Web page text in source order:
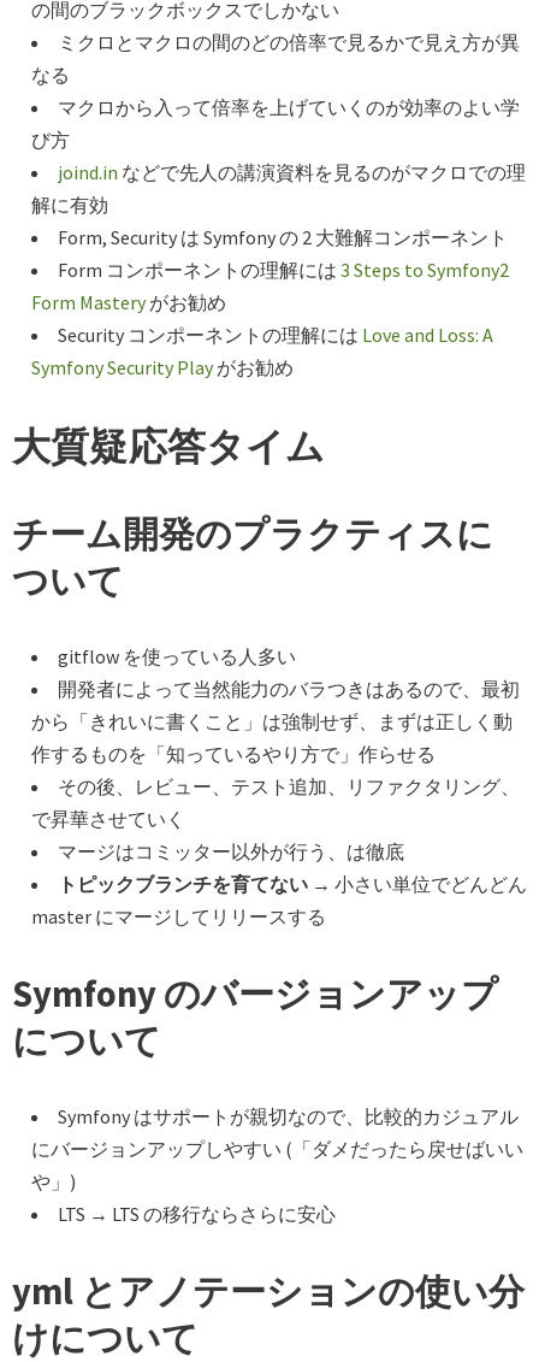
の間のブラックボックスでしかない
ミクロとマクロの間のどの倍率で見るかで見え方が異
なる
マクロから入って倍率を上げていくのが効率のよい学
び方
joind.in などで先人の講演資料を見るのがマクロでの理
解に有効
Form, Security は Symfony の 2 大難解コンポーネント
Form コンポーネントの理解には 3 Steps to Symfony2
Form Masteryがお勧め
Security コンポーネントの理解には Love and Loss: A
Symfony Security Playがお勧め
大質疑応答タイム
チーム開発のプラクティスに
ついて
gitflow を使っている人多い
開発者によって当然能力のバラつきはあるので、最初
から「きれいに書くこと」は強制せず、まずは正しく動
作するものを「知っているやり方で」作らせる
その後、レビュー、テスト追加、リファクタリング、
で昇華させていく
マージはコミッター以外が行う、は徹底
トピックブランチを育てない → 小さい単位でどんどん
master にマージしてリリースする
Symfony のバージョンアップ
について
Symfony はサポートが親切なので、比較的カジュアル
にバージョンアップしやすい (「ダメだったら戻せばいい
や」)
LTS → LTS の移行ならさらに安心
yml とアノテーションの使い分
けについて